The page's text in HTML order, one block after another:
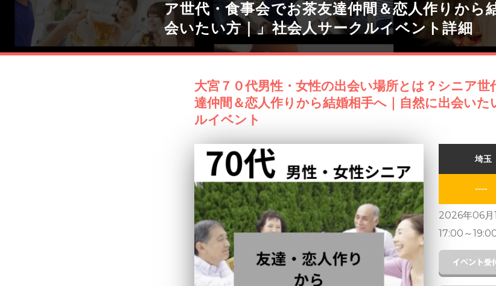
ア世代・食事会でお茶友達仲間＆恋人作りから
会いたい方｜」社会人サークルイベント詳細
大宮７０代男性・女性の出会い場所とは？シニア世
達仲間＆恋人作りから結婚相手へ｜自然に出会いた
ルイベント
埼玉
----
2026年06月
17:00 ～